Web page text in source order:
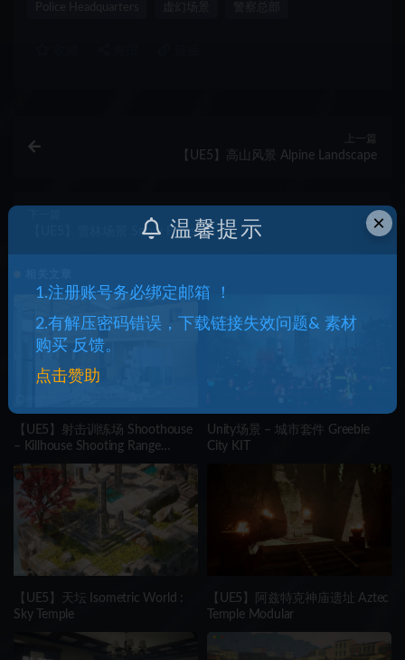
上一篇
【UE5】高山风景 Alpine Landscape
【UE5】雪林场景 Snow Forest
【UE5】射击训练场 Shoothouse
– Killhouse Shooting Range
Training Arena
Unity场景 – 城市套件 Greeble
City KIT
【UE5】天坛 Isometric World :
Sky Temple
【UE5】阿兹特克神庙遗址 Aztec
Temple Modular
×
温馨提示
1.注册账号务必绑定邮箱 ！
2.有解压密码错误，下载链接失效问题& 素材
购买 反馈。
点击赞助